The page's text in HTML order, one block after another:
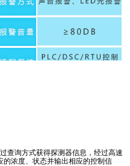
查询方式获得探测器信息，经过高速
的浓度、状态并输出相应的控制信